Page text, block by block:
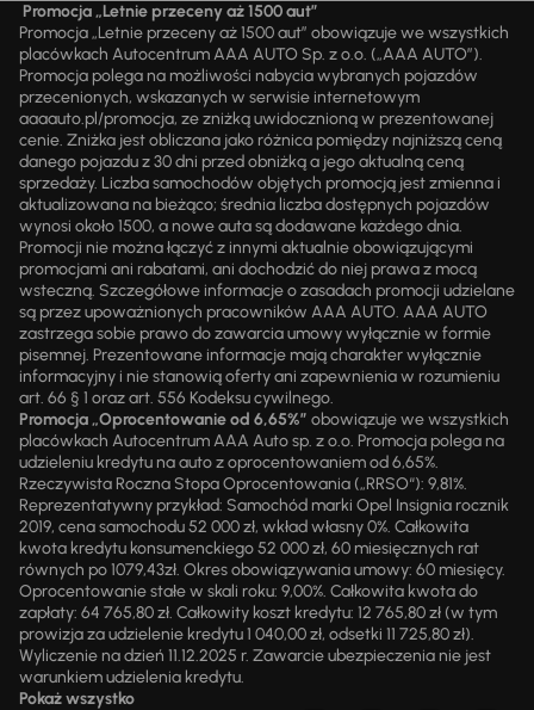
Promocja „Letnie przeceny aż 1500 aut”
Promocja „Letnie przeceny aż 1500 aut” obowiązuje we wszystkich
placówkach Autocentrum AAA AUTO Sp. z o.o. („AAA AUTO”).
Promocja polega na możliwości nabycia wybranych pojazdów
przecenionych, wskazanych w serwisie internetowym
aaaauto.pl/promocja, ze zniżką uwidocznioną w prezentowanej
cenie. Zniżka jest obliczana jako różnica pomiędzy najniższą ceną
danego pojazdu z 30 dni przed obniżką a jego aktualną ceną
sprzedaży. Liczba samochodów objętych promocją jest zmienna i
aktualizowana na bieżąco; średnia liczba dostępnych pojazdów
wynosi około 1500, a nowe auta są dodawane każdego dnia.
Promocji nie można łączyć z innymi aktualnie obowiązującymi
promocjami ani rabatami, ani dochodzić do niej prawa z mocą
wsteczną. Szczegółowe informacje o zasadach promocji udzielane
są przez upoważnionych pracowników AAA AUTO. AAA AUTO
zastrzega sobie prawo do zawarcia umowy wyłącznie w formie
pisemnej. Prezentowane informacje mają charakter wyłącznie
informacyjny i nie stanowią oferty ani zapewnienia w rozumieniu
art. 66 § 1 oraz art. 556 Kodeksu cywilnego.
Promocja „Oprocentowanie od 6,65%” obowiązuje we wszystkich
placówkach Autocentrum AAA Auto sp. z o.o. Promocja polega na
udzieleniu kredytu na auto z oprocentowaniem od 6,65%.
Rzeczywista Roczna Stopa Oprocentowania („RRSO“): 9,81%.
Reprezentatywny przykład: Samochód marki Opel Insignia rocznik
2019, cena samochodu 52 000 zł, wkład własny 0%. Całkowita
kwota kredytu konsumenckiego 52 000 zł, 60 miesięcznych rat
równych po 1079,43zł. Okres obowiązywania umowy: 60 miesięcy.
Oprocentowanie stałe w skali roku: 9,00%. Całkowita kwota do
zapłaty: 64 765,80 zł. Całkowity koszt kredytu: 12 765,80 zł (w tym
prowizja za udzielenie kredytu 1 040,00 zł, odsetki 11 725,80 zł).
Wyliczenie na dzień 11.12.2025 r. Zawarcie ubezpieczenia nie jest
warunkiem udzielenia kredytu.
Pokaż wszystko